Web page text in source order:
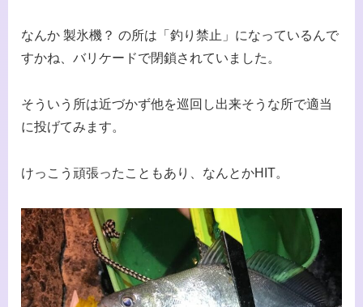
なんか 製氷機？ の所は「釣り禁止」になっているんで
すかね、バリケードで閉鎖されていました。
そういう所は近づかず他を巡回し出来そうな所で適当
に投げてみます。
けっこう頑張ったこともあり、なんとかHIT。